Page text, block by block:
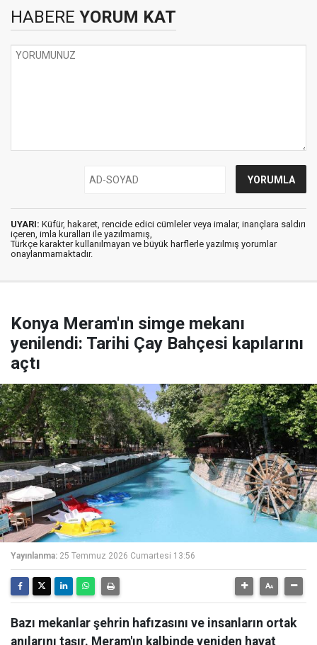
HABERE YORUM KAT
UYARI: Küfür, hakaret, rencide edici cümleler veya imalar, inançlara saldırı
içeren, imla kuralları ile yazılmamış,
Türkçe karakter kullanılmayan ve büyük harflerle yazılmış yorumlar
onaylanmamaktadır.
Konya Meram'ın simge mekanı
yenilendi: Tarihi Çay Bahçesi kapılarını
açtı
Yayınlanma: 25 Temmuz 2026 Cumartesi 13:56
Bazı mekanlar şehrin hafızasını ve insanların ortak
anılarını taşır. Meram'ın kalbinde yeniden hayat